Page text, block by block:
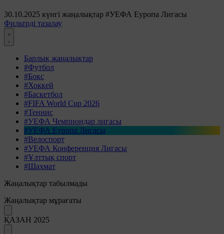
30.10.2025 күнгі жаңалықтар #УЕФА Еуропа Лигасы
Фильтрді тазалау
Барлық жаңалықтар
#Футбол
#Бокс
#Хоккей
#Баскетбол
#FIFA World Cup 2026
#Теннис
#УЕФА Чемпиондар лигасы
#УЕФА Еуропа Лигасы
#Велоспорт
#УЕФА Конференция Лигасы
#Ұлттық спорт
#Шахмат
Жаңалықтар табылмады
Жаңалықтар мұрағаты
ҚАЗАН 2025